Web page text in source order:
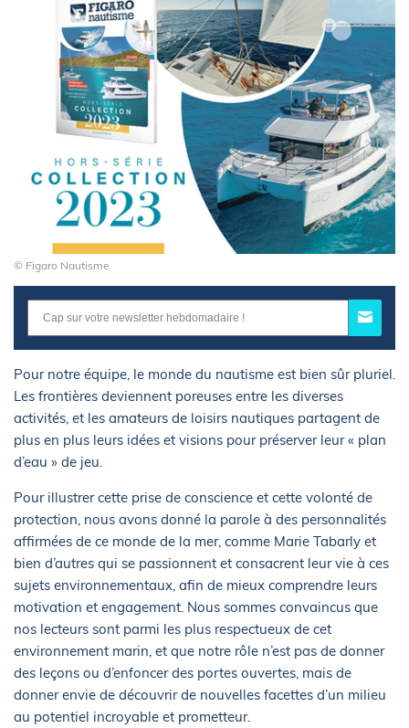
© Figaro Nautisme
Pour notre équipe, le monde du nautisme est bien sûr pluriel.
Les frontières deviennent poreuses entre les diverses
activités, et les amateurs de loisirs nautiques partagent de
plus en plus leurs idées et visions pour préserver leur « plan
d’eau » de jeu.
Pour illustrer cette prise de conscience et cette volonté de
protection, nous avons donné la parole à des personnalités
affirmées de ce monde de la mer, comme Marie Tabarly et
bien d’autres qui se passionnent et consacrent leur vie à ces
sujets environnementaux, afin de mieux comprendre leurs
motivation et engagement. Nous sommes convaincus que
nos lecteurs sont parmi les plus respectueux de cet
environnement marin, et que notre rôle n’est pas de donner
des leçons ou d’enfoncer des portes ouvertes, mais de
donner envie de découvrir de nouvelles facettes d’un milieu
au potentiel incroyable et prometteur.